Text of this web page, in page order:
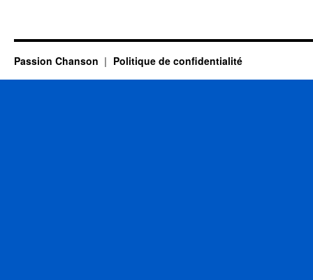
Passion Chanson Politique de confidentialité